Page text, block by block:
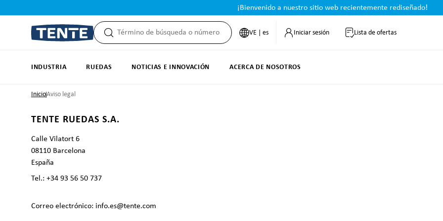
¡Bienvenido a nuestro sitio web recientemente rediseñado!
VE | es Iniciar sesión Lista de ofertas
INDUSTRIA RUEDAS NOTICIAS E INNOVACIÓN ACERCA DE NOSOTROS
InicioAviso legal
TENTE RUEDAS S.A.
Calle Vilatort 6
08110 Barcelona
España
Tel.: +34 93 56 50 737
Correo electrónico: info.es@tente.com